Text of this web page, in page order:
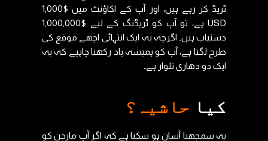
ٹریڈ کر رہے ہیں، اور آپ کے اکاؤنٹ میں $1,000
USD ہے، تو آپ کو ٹریڈنگ کے لیے $1,000,000
دستیاب ہیں۔ اگرچہ یہ ایک انتہائی اچھے موقع کی
طرح لگتا ہے، آپ کو ہمیشہ یاد رکھنا چاہیے کہ یہ
ایک دو دھاری تلوار ہے۔
کیا حاشیہ؟
یہ سمجھنا آسان ہو سکتا ہے کہ اگر آپ مارجن کو